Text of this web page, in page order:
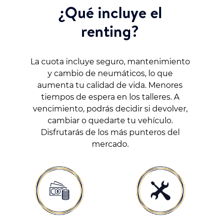
¿Qué incluye el
renting?
La cuota incluye seguro, mantenimiento
y cambio de neumáticos, lo que
aumenta tu calidad de vida. Menores
tiempos de espera en los talleres. A
vencimiento, podrás decidir si devolver,
cambiar o quedarte tu vehículo.
Disfrutarás de los más punteros del
mercado.